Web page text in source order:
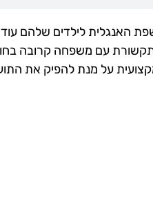
האנגלית לילדים שלהם
עם משפחה קרובה בחו"ל,
על מנת להפיק את